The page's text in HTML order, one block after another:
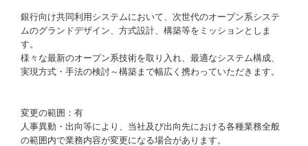
銀行向け共同利用システムにおいて、次世代のオープン系システ
ムのグランドデザイン、方式設計、構築等をミッションとしま
す。
様々な最新のオープン系技術を取り入れ、最適なシステム構成、
実現方式・手法の検討～構築まで幅広く携わっていただきます。
変更の範囲：有
人事異動・出向等により、当社及び出向先における各種業務全般
の範囲内で業務内容が変更になる場合があります。